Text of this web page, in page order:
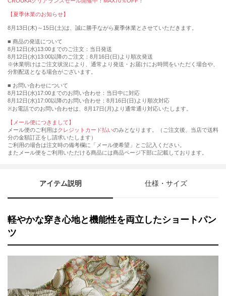
【夏季休業のお知らせ】
8月13日(木)～15日(土)は、誠に勝手ながら夏季休業とさせていただきます。
■ 商品の発送について
8月12日(水)13:00までのご注文：当日発送
8月12日(水)13:00以降のご注文：8月16日(日)より順次発送
※休業明けはご注文状況により、通常より発送・お届けにお時間をいただく場合や、
分割配送となる場合がございます。
■ お問い合わせについて
8月12日(水)17:00までのお問い合わせ：当日中に対応
8月12日(水)17:00以降のお問い合わせ：8月16日(日)より順次対応
※お電話でのお問い合わせは、8月17日(月)より通常通り対応いたします。
【メール便につきまして】
メール便のご利用はクレジットカード払いのみとなります。（ご注文後、当店で送料
分の金額訂正をし請求いたします）
ご利用の場合は注文時の備考欄に「メール便希望」とご記入ください。
またメール便をご利用いただける商品には商品ページ下部に記載しております。
アイテム説明 仕様・サイズ
軽やかな穿き心地と機能性を両立したショートパン
ツ